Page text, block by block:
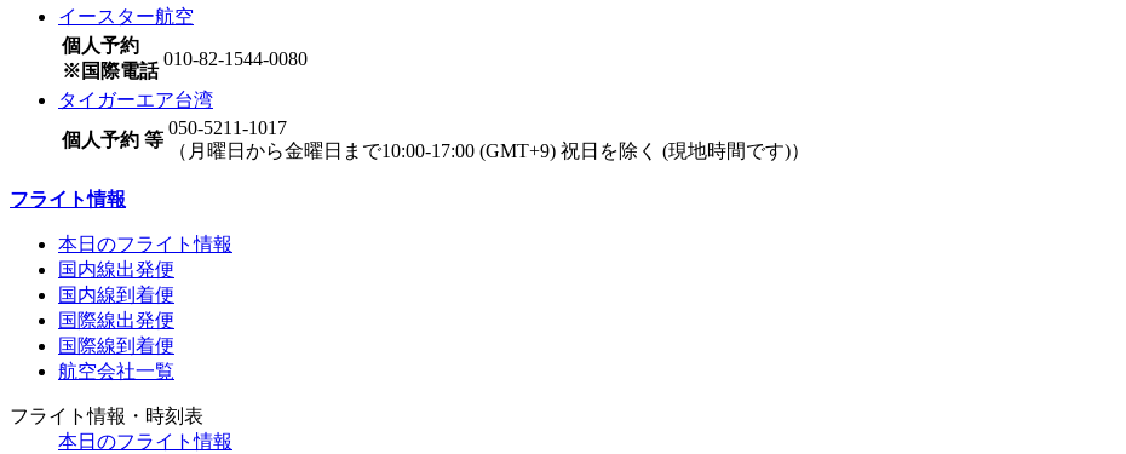
イースター航空
個人予約
※国際電話
010-82-1544-0080
タイガーエア台湾
個人予約 等
050-5211-1017
（月曜日から金曜日まで10:00-17:00 (GMT+9) 祝日を除く (現地時間です)）
フライト情報
本日のフライト情報
国内線出発便
国内線到着便
国際線出発便
国際線到着便
航空会社一覧
フライト情報・時刻表
本日のフライト情報